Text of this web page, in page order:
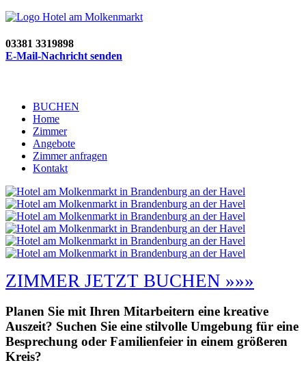
03381 3319898
E-Mail-Nachricht senden
BUCHEN
Home
Zimmer
Angebote
Zimmer anfragen
Kontakt
ZIMMER JETZT BUCHEN »»»
Planen Sie mit Ihren Mitarbeitern eine kreative
Auszeit? Suchen Sie eine stilvolle Umgebung für eine
Besprechung oder Familienfeier in einem größeren
Kreis?